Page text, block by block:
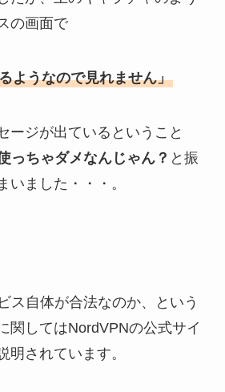
の画面で
ようなので見れません」
ージが出ているということ
っちゃダメなんじゃん？ と振
いました・・・。
ス自体が合法なのか、という
関してはNordVPNの公式サイ
明されています。